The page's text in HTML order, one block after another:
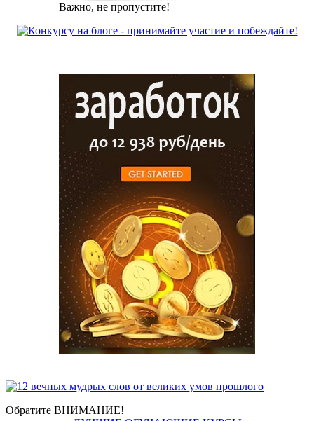
Важно, не пропустите!
Обратите ВНИМАНИЕ!